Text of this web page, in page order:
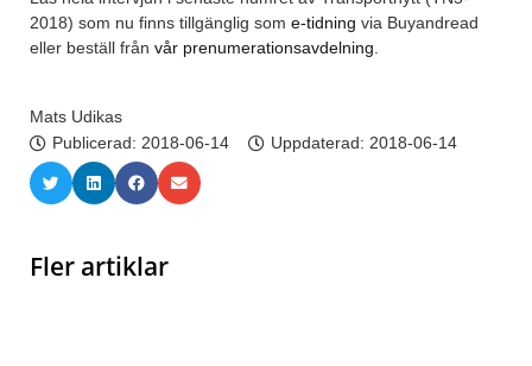
2018) som nu finns tillgänglig som e-tidning via Buyandread
eller beställ från vår prenumerationsavdelning
Mats Udikas
Publicerad: 2018-06-14 Uppdaterad: 2018-06-14
Fler artiklar